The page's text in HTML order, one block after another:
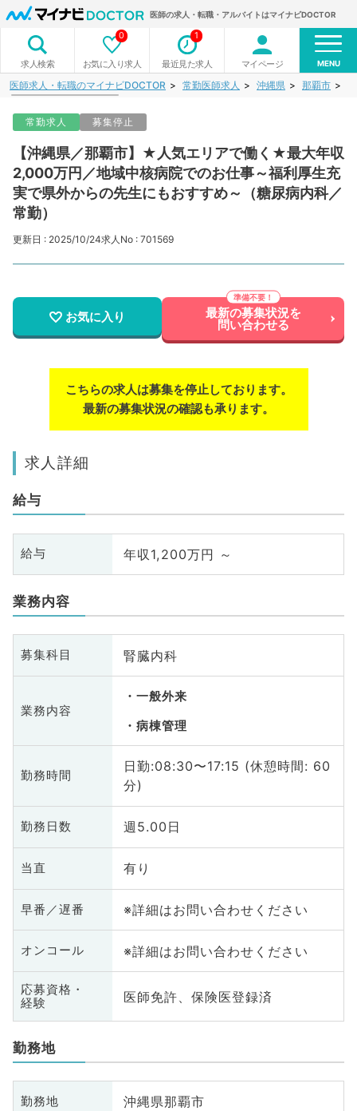
医師の求人・転職・アルバイトはマイナビDOCTOR
求人検索 お気に入り求人
0
最近見た求人
1
マイページ MENU
医師求人・転職のマイナビDOCTOR 常勤医師求人 沖縄県 那覇市
常勤求人 募集停止
【沖縄県／那覇市】★人気エリアで働く★最大年収
2,000万円／地域中核病院でのお仕事～福利厚生充
実で県外からの先生にもおすすめ～（糖尿病内科／
常勤）
更新日 : 2025/10/24求人No : 701569
お気に入り 最新の募集状況を
問い合わせる
こちらの求人は募集を停止しております。
最新の募集状況の確認も承ります。
求人詳細
給与
給与 年収1,200万円 ～
業務内容
募集科目 腎臓内科
業務内容
一般外来
病棟管理
勤務時間
日勤:08:30〜17:15 (休憩時間: 60
分)
勤務日数 週5.00日
当直 有り
早番／遅番 ※詳細はお問い合わせください
オンコール ※詳細はお問い合わせください
応募資格・
経験
医師免許、保険医登録済
勤務地
勤務地 沖縄県那覇市